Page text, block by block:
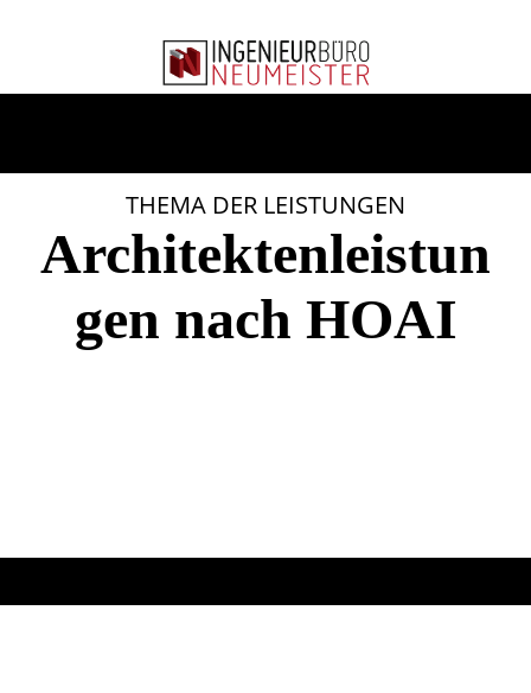
THEMA DER LEISTUNGEN
Architektenleistun
gen nach HOAI